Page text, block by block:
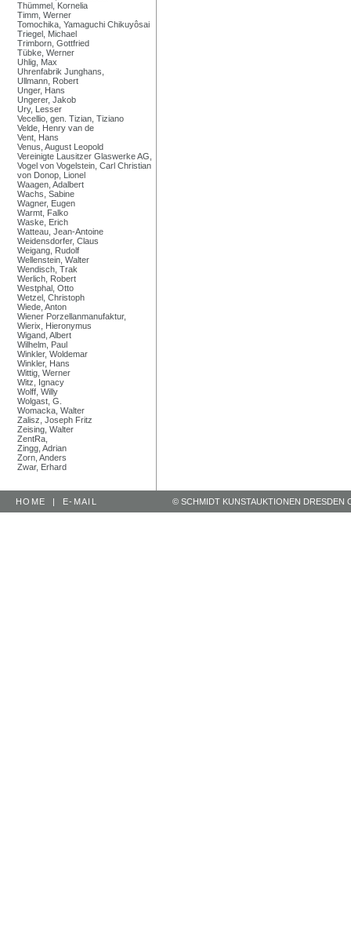
Thümmel, Kornelia
Timm, Werner
Tomochika, Yamaguchi Chikuyôsai
Triegel, Michael
Trimborn, Gottfried
Tübke, Werner
Uhlig, Max
Uhrenfabrik Junghans,
Ullmann, Robert
Unger, Hans
Ungerer, Jakob
Ury, Lesser
Vecellio, gen. Tizian, Tiziano
Velde, Henry van de
Vent, Hans
Venus, August Leopold
Vereinigte Lausitzer Glaswerke AG,
Vogel von Vogelstein, Carl Christian
von Donop, Lionel
Waagen, Adalbert
Wachs, Sabine
Wagner, Eugen
Warmt, Falko
Waske, Erich
Watteau, Jean-Antoine
Weidensdorfer, Claus
Weigang, Rudolf
Wellenstein, Walter
Wendisch, Trak
Werlich, Robert
Westphal, Otto
Wetzel, Christoph
Wiede, Anton
Wiener Porzellanmanufaktur,
Wierix, Hieronymus
Wigand, Albert
Wilhelm, Paul
Winkler, Woldemar
Winkler, Hans
Wittig, Werner
Witz, Ignacy
Wolff, Willy
Wolgast, G.
Womacka, Walter
Zalisz, Joseph Fritz
Zeising, Walter
ZentRa,
Zingg, Adrian
Zorn, Anders
Zwar, Erhard
HOME | E-MAIL © SCHMIDT KUNSTAUKTIONEN DRESDEN